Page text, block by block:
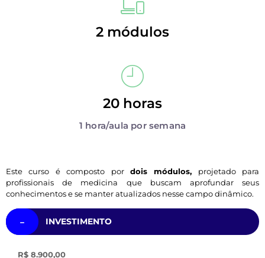
2 módulos
20 horas
1 hora/aula por semana​
Este curso é composto por dois módulos, projetado para
profissionais de medicina que buscam aprofundar seus
conhecimentos e se manter atualizados nesse campo dinâmico.
INVESTIMENTO
R$ 8.900,00